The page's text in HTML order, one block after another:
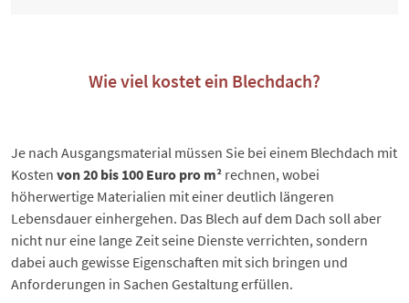
Wie viel kostet ein Blechdach?
Je nach Ausgangsmaterial müssen Sie bei einem Blechdach mit
Kosten von 20 bis 100 Euro pro m² rechnen, wobei
höherwertige Materialien mit einer deutlich längeren
Lebensdauer einhergehen. Das Blech auf dem Dach soll aber
nicht nur eine lange Zeit seine Dienste verrichten, sondern
dabei auch gewisse Eigenschaften mit sich bringen und
Anforderungen in Sachen Gestaltung erfüllen.